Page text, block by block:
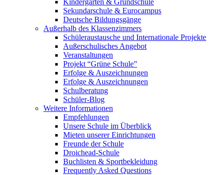
Kindergarten & Grundschule
Sekundarschule & Eurocampus
Deutsche Bildungsgänge
Außerhalb des Klassenzimmers
Schüleraustausche und Internationale Projekte
Außerschulisches Angebot
Veranstaltungen
Projekt “Grüne Schule”
Erfolge & Auszeichnungen
Erfolge & Auszeichnungen
Schulberatung
Schüler-Blog
Weitere Informationen
Empfehlungen
Unsere Schule im Überblick
Mieten unserer Einrichtungen
Freunde der Schule
Droichead-Schule
Buchlisten & Sportbekleidung
Frequently Asked Questions